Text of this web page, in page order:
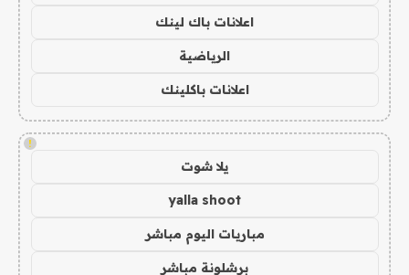
اعلانات باك لينك
الرياضية
اعلانات باكلينك
!
يلا شوت
yalla shoot
مباريات اليوم مباشر
برشلونة مباشر